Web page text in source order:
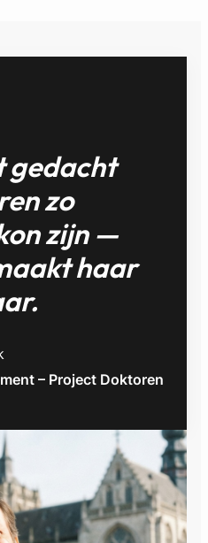
gedacht
zo
zijn —
haar
– Project Doktoren